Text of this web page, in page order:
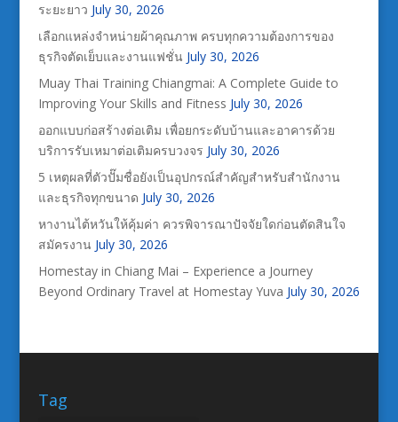
ระยะยาว July 30, 2026
เลือกแหล่งจำหน่ายผ้าคุณภาพ ครบทุกความต้องการของ
ธุรกิจตัดเย็บและงานแฟชั่น July 30, 2026
Muay Thai Training Chiangmai: A Complete Guide to
Improving Your Skills and Fitness July 30, 2026
ออกแบบก่อสร้างต่อเติม เพื่อยกระดับบ้านและอาคารด้วย
บริการรับเหมาต่อเติมครบวงจร July 30, 2026
5 เหตุผลที่ตัวปั๊มชื่อยังเป็นอุปกรณ์สำคัญสำหรับสำนักงาน
และธุรกิจทุกขนาด July 30, 2026
หางานไต้หวันให้คุ้มค่า ควรพิจารณาปัจจัยใดก่อนตัดสินใจ
สมัครงาน July 30, 2026
Homestay in Chiang Mai – Experience a Journey
Beyond Ordinary Travel at Homestay Yuva July 30, 2026
Tag